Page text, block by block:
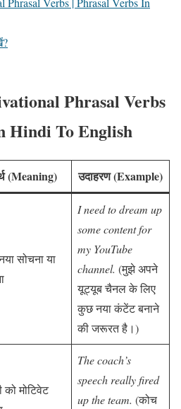
Phrasal Verbs
Hindi To English
(Meaning) उदाहरण (Example)
सोचना या
I need to dream up
some content for
my YouTube
channel. (मुझे अपने
यूट्यूब चैनल के लिए
कुछ नया कंटेंट बनाने
की जरूरत है।)
को मोटिवेट
The coach’s
speech really fired
up the team. (कोच